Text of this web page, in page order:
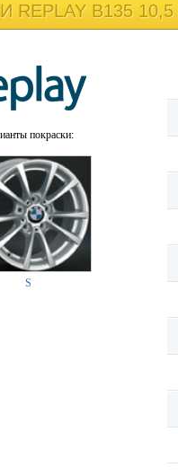
REPLAY B135 10,5
покраски:
S